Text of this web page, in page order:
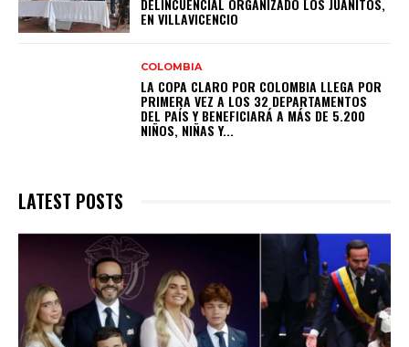
EN VILLAVICENCIO
COLOMBIA
LA COPA CLARO POR COLOMBIA LLEGA POR
PRIMERA VEZ A LOS 32 DEPARTAMENTOS
DEL PAÍS Y BENEFICIARÁ A MÁS DE 5.200
NIÑOS, NIÑAS Y...
LATEST POSTS